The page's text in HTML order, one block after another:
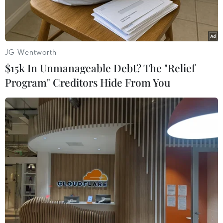
Hiện trường vụ sập nhà máy chè. (Nguồn: APA)
Chính quyền tỉnh Vân Nam, Tây Nam Trung
Quốc, cho biết 3 người đã thiệt mạng và 3 người
bị thương trong vụ sập nhà máy chè ở tỉnh này
ngày 17/5.
JG Wentworth
$15k In Unmanageable Debt? The "Relief
Program" Creditors Hide From You